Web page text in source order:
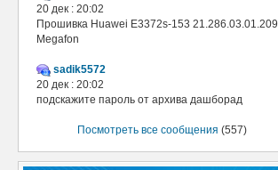
20 дек : 20:02
Прошивка Huawei E3372s-153 21.286.03.01.209
Megafon
sadik5572
20 дек : 20:02
подскажите пароль от архива дашборад
Посмотреть все сообщения (557)